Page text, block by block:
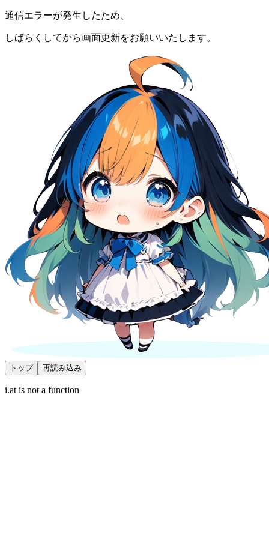
通信エラーが発生したため、
しばらくしてから画面更新をお願いいたします。
トップ 再読み込み
i.at is not a function